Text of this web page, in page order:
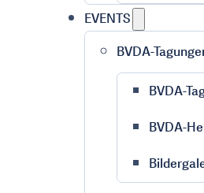
EVENTS
BVDA-
BVDA-
BVDA-